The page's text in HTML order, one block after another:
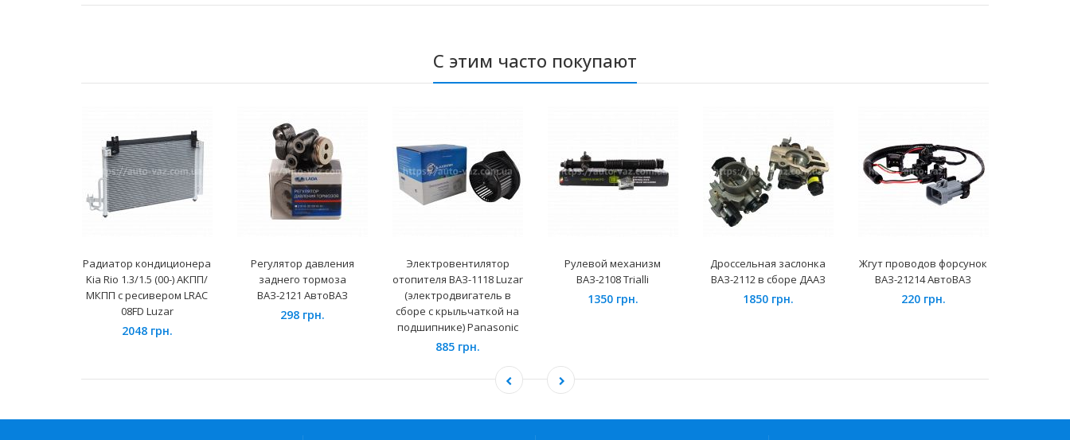
С этим часто покупают
Радиатор кондиционера
Kia Rio 1.3/1.5 (00-) АКПП/
МКПП с ресивером LRAC
08FD Luzar
2048 грн.
Регулятор давления
заднего тормоза
ВАЗ-2121 АвтоВАЗ
298 грн.
Электровентилятор
отопителя ВАЗ-1118 Luzar
(электродвигатель в
сборе с крыльчаткой на
подшипнике) Panasonic
885 грн.
Рулевой механизм
ВАЗ-2108 Trialli
1350 грн.
Дроссельная заслонка
ВАЗ-2112 в сборе ДААЗ
1850 грн.
Жгут проводов форсунок
ВАЗ-21214 АвтоВАЗ
220 грн.